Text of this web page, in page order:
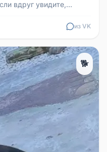
вдруг увидите,
из VK
🐕